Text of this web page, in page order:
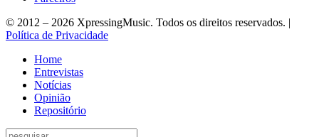
© 2012 – 2026 XpressingMusic. Todos os direitos reservados. |
Política de Privacidade
Home
Entrevistas
Notícias
Opinião
Repositório